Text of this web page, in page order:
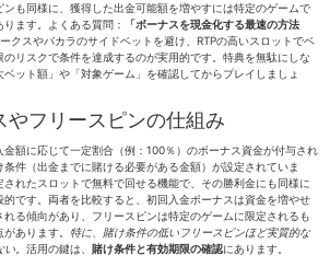
も同様に、獲得した出金可能額を増やすには特定のゲームで
ます。よくある質問：
「ボーナスを現金化する最速の方法
クスやバカラのサイドベットを避け、RTPの高いスロットでベ
リスクで条件を達成するのが実用的です。特典を無駄にしな
ット額」や「対象ゲーム」を確認してからプレイしましょ
やフリースピンの仕組み
額に応じて一定割合（例：100％）のボーナス資金が付与され
件（出金までに賭ける必要がある金額）が設定されていま
れたスロットで無料で回せる機能で、その勝利金にも同様に
です。両者を比較すると、初回入金ボーナスは資金を増やせ
る傾向があり、フリースピンは特定のゲームに限定されるも
あります。 特に、賭け条件の低いフリースピンほど実質的な
。 活用の鍵は、 賭け条件と有効期限の確認にあります。